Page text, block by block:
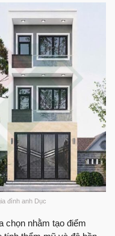
đình anh Dục
chọn nhằm tạo điểm